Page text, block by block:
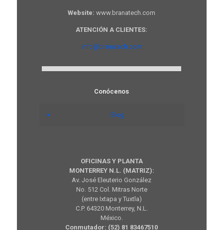
Website: www.branatech.com
ATENCIÓN A CLIENTES:
info@branatech.com
Conócenos
Blog
OFICINAS Y PLANTA
MONTERREY N.L. (MATRIZ):
Av. José Eleuterio González
No. 512 Col. Mitras Norte
(entre Ixtapa y Tuxtla)
C.P. 64320 Monterrey, N.L.
México.
Conmutador: (52) 81 83467510